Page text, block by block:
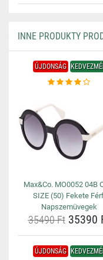
INNE PRODUKTY
ÚJDONSÁG
Max&Co. MO0052 04B
SIZE (50) Fekete
Napszemüvegek
35490 Ft35390
ÚJDONSÁG